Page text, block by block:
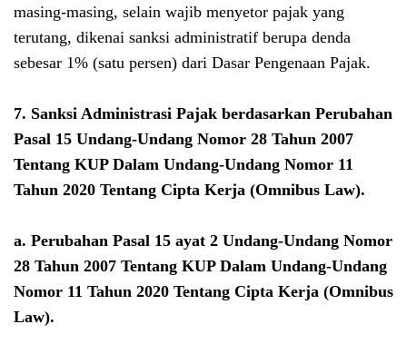
masing-masing, selain wajib menyetor pajak yang
terutang, dikenai sanksi administratif berupa denda
sebesar 1% (satu persen) dari Dasar Pengenaan Pajak.
7. Sanksi Administrasi Pajak berdasarkan Perubahan
Pasal 15 Undang-Undang Nomor 28 Tahun 2007
Tentang KUP Dalam Undang-Undang Nomor 11
Tahun 2020 Tentang Cipta Kerja (Omnibus Law).
a. Perubahan Pasal 15 ayat 2 Undang-Undang Nomor
28 Tahun 2007 Tentang KUP Dalam Undang-Undang
Nomor 11 Tahun 2020 Tentang Cipta Kerja (Omnibus
Law).